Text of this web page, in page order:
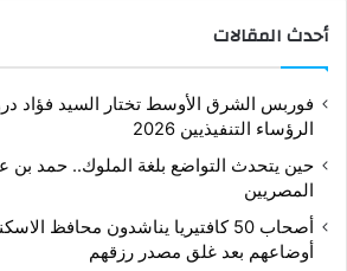
أحدث المقالات
فوربس الشرق الأوسط تختار السيد فؤاد
الرؤساء التنفيذيين 2026
حين يتحدث التواضع بلغة الملوك.. حمد
المصريين
أصحاب 50 كافتيريا يناشدون محافظ
أوضاعهم بعد غلق مصدر رزقهم